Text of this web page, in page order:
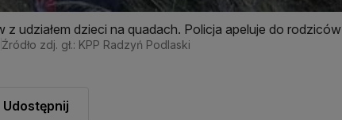
udziałem dzieci na quadach. Policja apeluje do rodziców
Źródło zdj. gł.: KPP Radzyń Podlaski
Udostępnij